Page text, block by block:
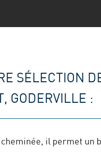
SÉLECTION
GODERVILLE :
il permet un